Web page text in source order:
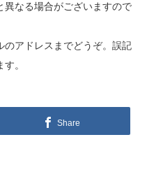
異なる場合がございますので
のアドレスまでどうぞ。誤記
。
Share